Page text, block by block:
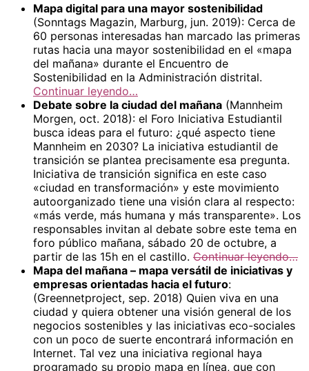
Mapa digital para una mayor sostenibilidad
(Sonntags Magazin, Marburg, jun. 2019): Cerca de
60 personas interesadas han marcado las primeras
rutas hacia una mayor sostenibilidad en el «mapa
del mañana» durante el Encuentro de
Sostenibilidad en la Administración distrital.
Continuar leyendo…
Debate sobre la ciudad del mañana (Mannheim
Morgen, oct. 2018): el Foro Iniciativa Estudiantil
busca ideas para el futuro: ¿qué aspecto tiene
Mannheim en 2030? La iniciativa estudiantil de
transición se plantea precisamente esa pregunta.
Iniciativa de transición significa en este caso
«ciudad en transformación» y este movimiento
autoorganizado tiene una visión clara al respecto:
«más verde, más humana y más transparente». Los
responsables invitan al debate sobre este tema en
foro público mañana, sábado 20 de octubre, a
partir de las 15h en el castillo. Continuar leyendo…
Mapa del mañana – mapa versátil de iniciativas y
empresas orientadas hacia el futuro:
(Greennetproject, sep. 2018) Quien viva en una
ciudad y quiera obtener una visión general de los
negocios sostenibles y las iniciativas eco-sociales
con un poco de suerte encontrará información en
Internet. Tal vez una iniciativa regional haya
programado su propio mapa en línea, que con